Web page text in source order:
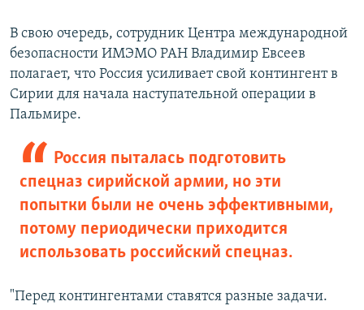
В свою очередь, сотрудник Центра международной
безопасности ИМЭМО РАН Владимир Евсеев
полагает, что Россия усиливает свой контингент в
Сирии для начала наступательной операции в
Пальмире.
Россия пыталась подготовить
спецназ сирийской армии, но эти
попытки были не очень эффективными,
потому периодически приходится
использовать российский спецназ.
"Перед контингентами ставятся разные задачи.